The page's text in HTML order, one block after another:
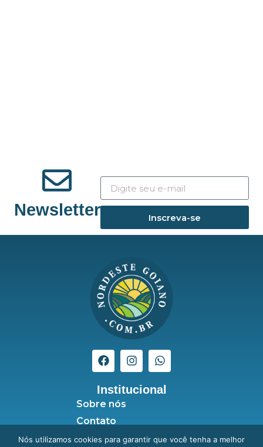
Newsletter Inscreva-se
Institucional
Sobre nós
Contato
Seja anunciante
Nós utilizamos cookies para garantir que você tenha a melhor